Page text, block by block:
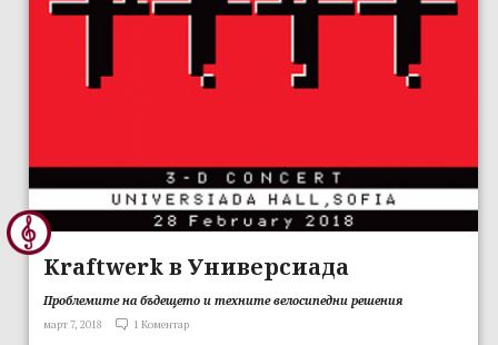
Kraftwerk в Универсиада
Проблемите на бъдещето и техните велосипедни решения
март 7, 2018 1 Коментар